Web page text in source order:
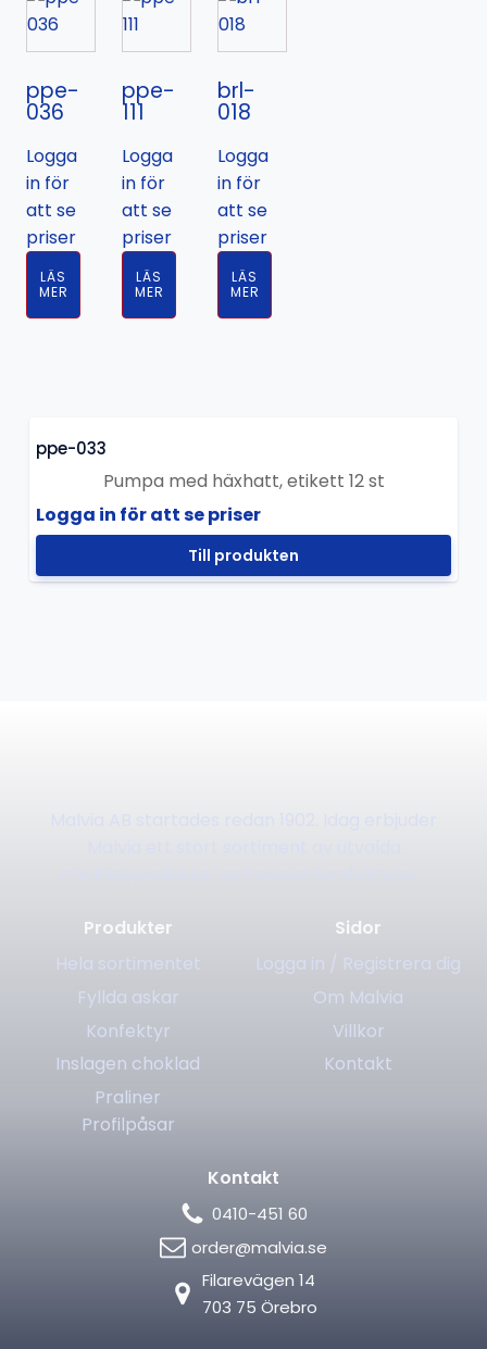
ppe-
036
Logga
in för
att se
priser
LÄS
MER
ppe-
111
Logga
in för
att se
priser
LÄS
MER
brl-
018
Logga
in för
att se
priser
LÄS
MER
ppe-033
Pumpa med häxhatt, etikett 12 st
Logga in för att se priser
Till produkten
Produkter
Hela sortimentet
Fyllda askar
Konfektyr
Inslagen choklad
Praliner
Profilpåsar
Sidor
Logga in / Registrera dig
Om Malvia
Villkor
Kontakt
Kontakt
0410-451 60
order@malvia.se
Filarevägen 14
703 75 Örebro